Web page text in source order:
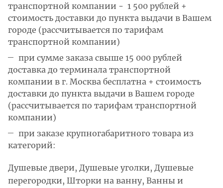
транспортной компании - 1 500 рублей +
стоимость доставки до пункта выдачи в Вашем
городе (рассчитывается по тарифам
транспортной компании)
при сумме заказа свыше 15 000 рублей
доставка до терминала транспортной
компании в г. Москва бесплатна + стоимость
доставки до пункта выдачи в Вашем городе
(рассчитывается по тарифам транспортной
компании)
при заказе крупногабаритного товара из
категорий:
Душевые двери, Душевые уголки, Душевые
перегородки, Шторки на ванну, Ванны и